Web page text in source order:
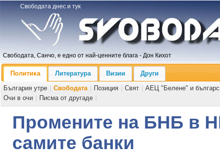
Свободата днес и тук
Свободата, Санчо, е едно от най-ценните блага - Дон Кихот
Политика Литература Визии
Други
България утре
Свободата Позиция Свят
АЕЦ "Белене" и
Очи в очи
Писма от другаде
Промените на БНБ в
самите банки